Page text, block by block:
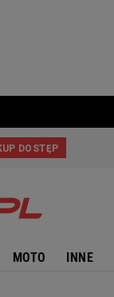
MOTO INNE